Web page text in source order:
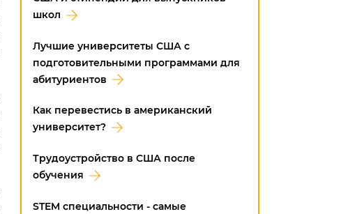
школ
Лучшие университеты США с
подготовительными программами для
абитуриентов
Как перевестись в американский
университет?
Трудоустройство в CША после
обучения
STEM специальности - самые